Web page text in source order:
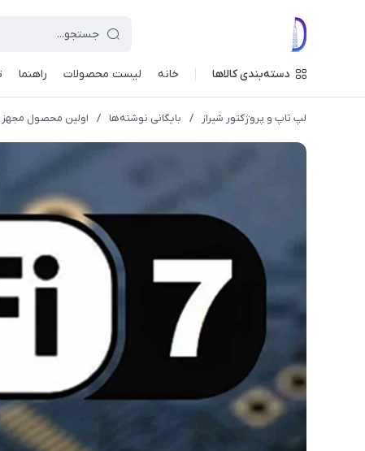
دسته‌بندی کالاها خانه لیست محصولات راهنما
لپ تاپ و پروژکتور شیراز / بایگانی نوشته‌ها / اولین محصول مجهز به وای فای ۷ اینتل در